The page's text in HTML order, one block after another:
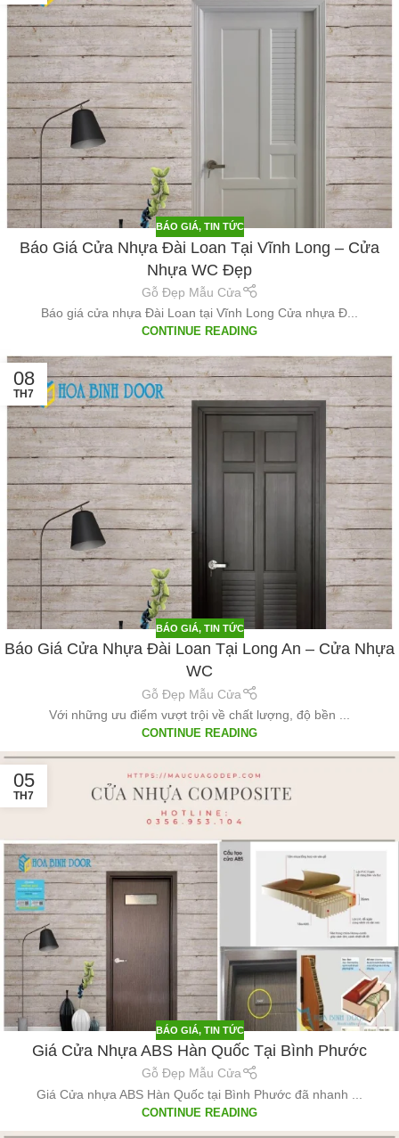
BÁO GIÁ, TIN TỨC
Báo Giá Cửa Nhựa Đài Loan Tại Vĩnh Long – Cửa
Nhựa WC Đẹp
Gỗ Đẹp Mẫu Cửa
Báo giá cửa nhựa Đài Loan tại Vĩnh Long Cửa nhựa Đ...
CONTINUE READING
08
TH7
BÁO GIÁ, TIN TỨC
Báo Giá Cửa Nhựa Đài Loan Tại Long An – Cửa Nhựa
WC
Gỗ Đẹp Mẫu Cửa
Với những ưu điểm vượt trội về chất lượng, độ bền ...
CONTINUE READING
05
TH7
BÁO GIÁ, TIN TỨC
Giá Cửa Nhựa ABS Hàn Quốc Tại Bình Phước
Gỗ Đẹp Mẫu Cửa
Giá Cửa nhựa ABS Hàn Quốc tại Bình Phước đã nhanh ...
CONTINUE READING